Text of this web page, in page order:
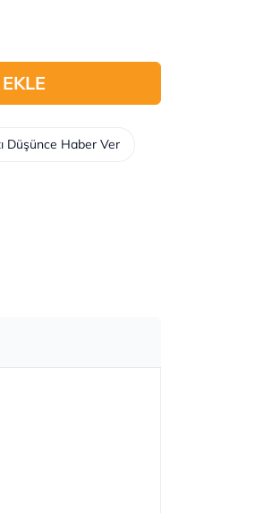
Düşünce Haber Ver